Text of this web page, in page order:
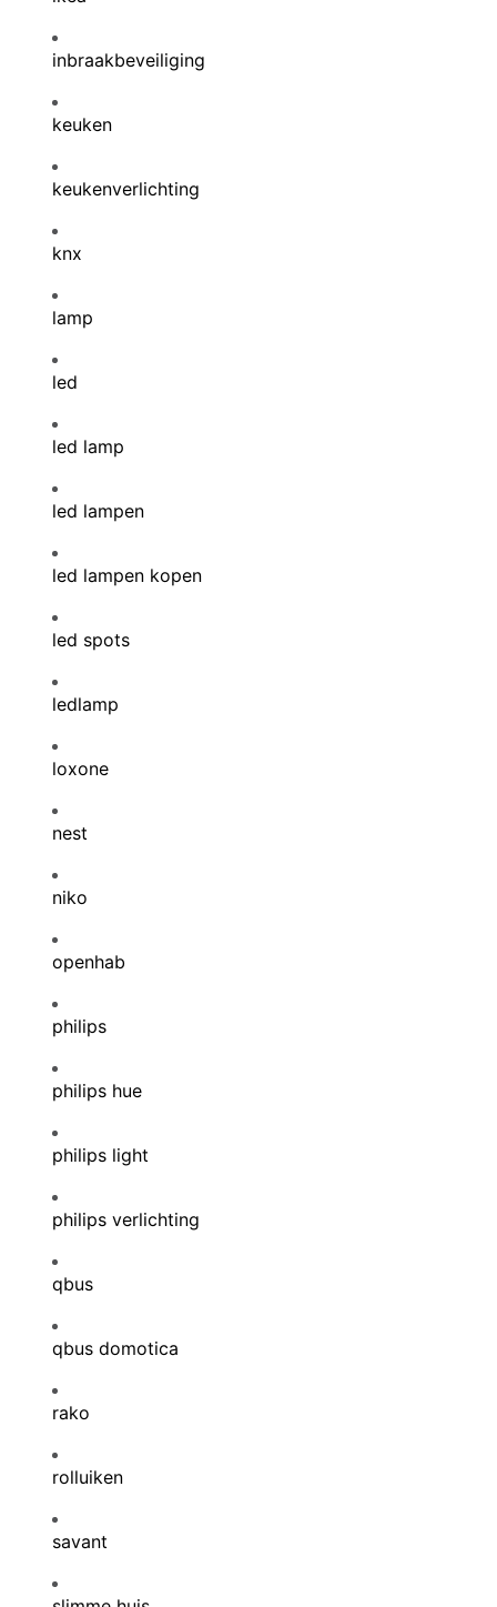
inbraakbeveiliging
keuken
keukenverlichting
knx
lamp
led
led lamp
led lampen
led lampen kopen
led spots
ledlamp
loxone
nest
niko
openhab
philips
philips hue
philips light
philips verlichting
qbus
qbus domotica
rako
rolluiken
savant